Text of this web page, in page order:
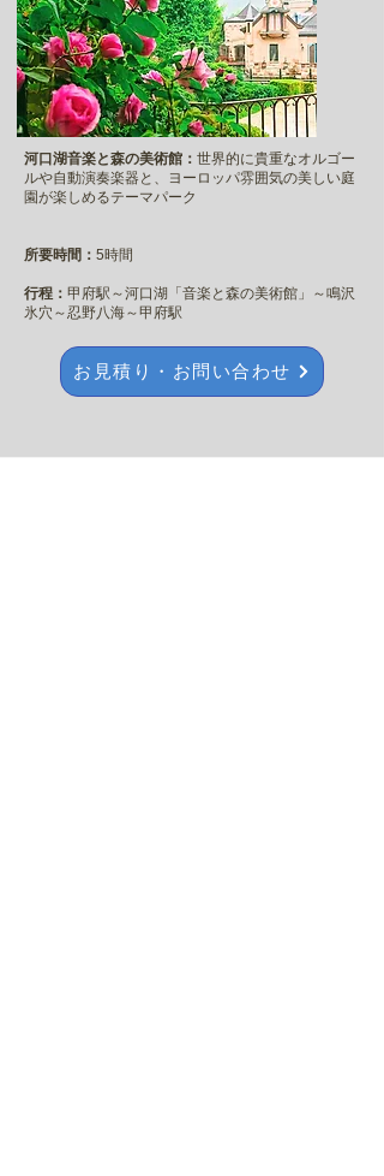
河口湖音楽と森の美術館： 世界的に貴重なオルゴー
ルや自動演奏楽器と、ヨーロッパ雰囲気の美しい庭
園が楽しめるテーマパーク
所要時間： 5時間
行程： 甲府駅 ～河口湖「音楽と森の美術館」 ～鳴沢
氷穴 ～忍野八海～甲府駅
お見積り・お問い合わせ